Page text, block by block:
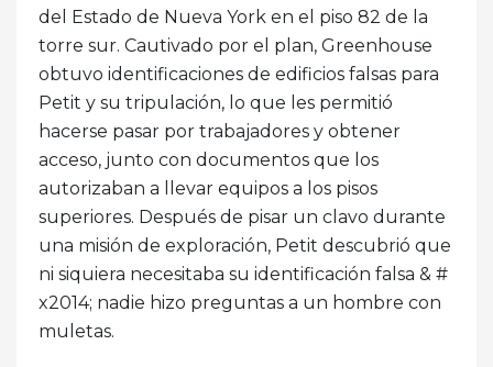
del Estado de Nueva York en el piso 82 de la
torre sur. Cautivado por el plan, Greenhouse
obtuvo identificaciones de edificios falsas para
Petit y su tripulación, lo que les permitió
hacerse pasar por trabajadores y obtener
acceso, junto con documentos que los
autorizaban a llevar equipos a los pisos
superiores. Después de pisar un clavo durante
una misión de exploración, Petit descubrió que
ni siquiera necesitaba su identificación falsa & #
x2014; nadie hizo preguntas a un hombre con
muletas.